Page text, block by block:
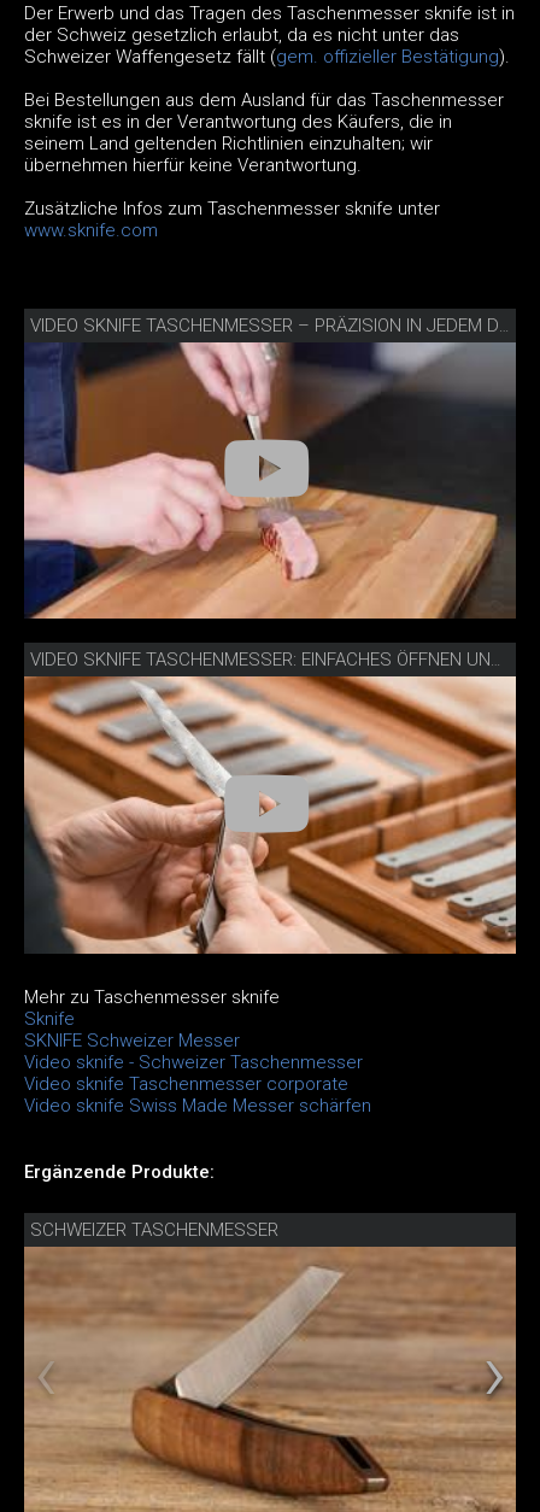
Der Erwerb und das Tragen des Taschenmesser sknife ist in
der Schweiz gesetzlich erlaubt, da es nicht unter das
Schweizer Waffengesetz fällt (gem. offizieller Bestätigung).
Bei Bestellungen aus dem Ausland für das Taschenmesser
sknife ist es in der Verantwortung des Käufers, die in
seinem Land geltenden Richtlinien einzuhalten; wir
übernehmen hierfür keine Verantwortung.
Zusätzliche Infos zum Taschenmesser sknife unter
www.sknife.com
VIDEO SKNIFE TASCHENMESSER: EINFACHES ÖFFNEN UND SCHLIESSEN
Mehr zu Taschenmesser sknife
Sknife
SKNIFE Schweizer Messer
Video sknife - Schweizer Taschenmesser
Video sknife Taschenmesser corporate
Video sknife Swiss Made Messer schärfen
Ergänzende Produkte:
SCHWEIZER TASCHENMESSER